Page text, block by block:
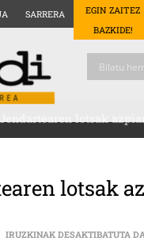
SARRERA
EGIN ZAITEZ
BAZKIDE!
lotsak
lotsak
IRUZKINAK DESAKTIBATUTA